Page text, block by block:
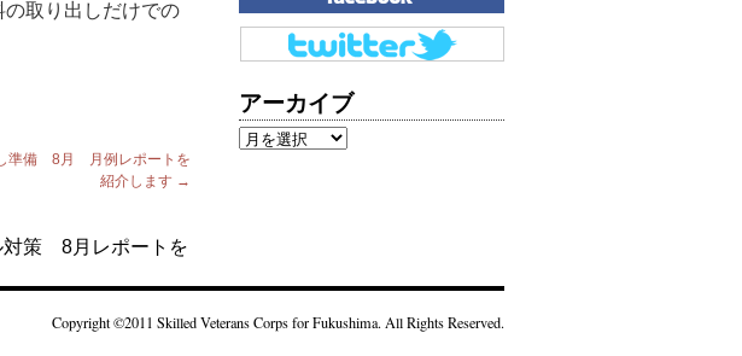
取り出しだけでの
準備 8月 月例レポートを
紹介します →
策 8月レポートを
アーカイブ
ア
Copyright ©2011 Skilled Veterans Corps for Fukushima. All Rights Reserved.